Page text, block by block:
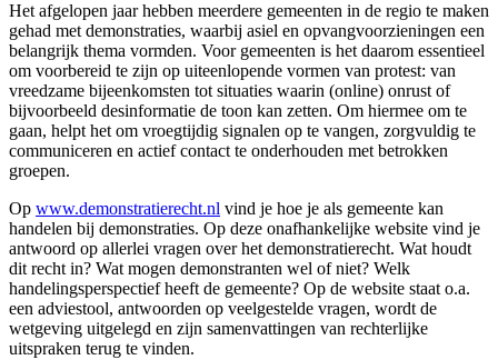
Het afgelopen jaar hebben meerdere gemeenten in de regio te maken
gehad met demonstraties, waarbij asiel en opvangvoorzieningen een
belangrijk thema vormden. Voor gemeenten is het daarom essentieel
om voorbereid te zijn op uiteenlopende vormen van protest: van
vreedzame bijeenkomsten tot situaties waarin (online) onrust of
bijvoorbeeld desinformatie de toon kan zetten. Om hiermee om te
gaan, helpt het om vroegtijdig signalen op te vangen, zorgvuldig te
communiceren en actief contact te onderhouden met betrokken
groepen.
Op www.demonstratierecht.nl vind je hoe je als gemeente kan
handelen bij demonstraties. Op deze onafhankelijke website vind je
antwoord op allerlei vragen over het demonstratierecht. Wat houdt
dit recht in? Wat mogen demonstranten wel of niet? Welk
handelingsperspectief heeft de gemeente? Op de website staat o.a.
een adviestool, antwoorden op veelgestelde vragen, wordt de
wetgeving uitgelegd en zijn samenvattingen van rechterlijke
uitspraken terug te vinden.